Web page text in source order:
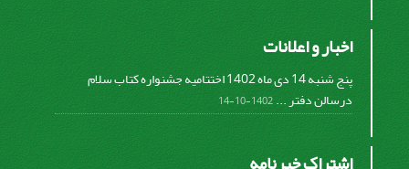
اخبار و اعلانات
پنج شنبه 14 دی ماه 1402 اختتامیه جشنواره کتاب سلام
درسالن دفتر ...1402-10-14